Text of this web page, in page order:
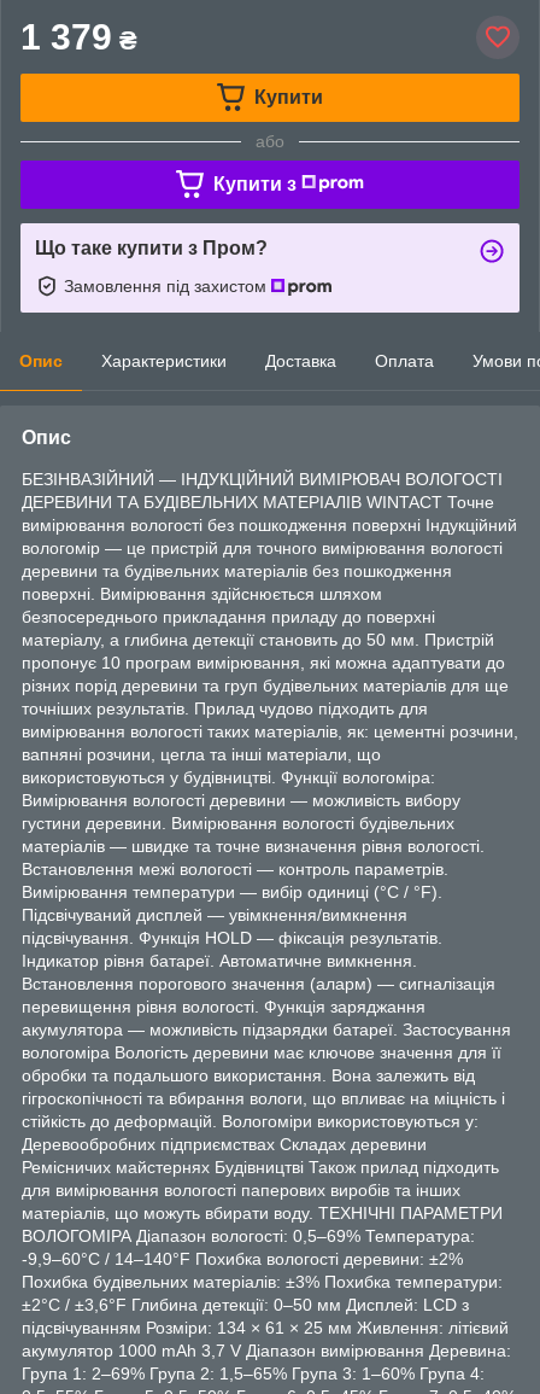
1 379 ₴
Купити
або
Купити з
Що таке купити з Пром?
Замовлення під захистом
Опис Характеристики Доставка Оплата Умови
Опис
БЕЗІНВАЗІЙНИЙ — ІНДУКЦІЙНИЙ ВИМІРЮВАЧ ВОЛОГОСТІ
ДЕРЕВИНИ ТА БУДІВЕЛЬНИХ МАТЕРІАЛІВ WINTACT Точне
вимірювання вологості без пошкодження поверхні Індукційний
вологомір — це пристрій для точного вимірювання вологості
деревини та будівельних матеріалів без пошкодження
поверхні. Вимірювання здійснюється шляхом
безпосереднього прикладання приладу до поверхні
матеріалу, а глибина детекції становить до 50 мм. Пристрій
пропонує 10 програм вимірювання, які можна адаптувати до
різних порід деревини та груп будівельних матеріалів для ще
точніших результатів. Прилад чудово підходить для
вимірювання вологості таких матеріалів, як: цементні розчини,
вапняні розчини, цегла та інші матеріали, що
використовуються у будівництві. Функції вологоміра:
Вимірювання вологості деревини — можливість вибору
густини деревини. Вимірювання вологості будівельних
матеріалів — швидке та точне визначення рівня вологості.
Встановлення межі вологості — контроль параметрів.
Вимірювання температури — вибір одиниці (°C / °F).
Підсвічуваний дисплей — увімкнення/вимкнення
підсвічування. Функція HOLD — фіксація результатів.
Індикатор рівня батареї. Автоматичне вимкнення.
Встановлення порогового значення (аларм) — сигналізація
перевищення рівня вологості. Функція заряджання
акумулятора — можливість підзарядки батареї. Застосування
вологоміра Вологість деревини має ключове значення для її
обробки та подальшого використання. Вона залежить від
гігроскопічності та вбирання вологи, що впливає на міцність і
стійкість до деформацій. Вологоміри використовуються у:
Деревообробних підприємствах Складах деревини
Ремісничих майстернях Будівництві Також прилад підходить
для вимірювання вологості паперових виробів та інших
матеріалів, що можуть вбирати воду. ТЕХНІЧНІ ПАРАМЕТРИ
ВОЛОГОМІРА Діапазон вологості: 0,5–69% Температура:
-9,9–60°C / 14–140°F Похибка вологості деревини: ±2%
Похибка будівельних матеріалів: ±3% Похибка температури:
±2°C / ±3,6°F Глибина детекції: 0–50 мм Дисплей: LCD з
підсвічуванням Розміри: 134 × 61 × 25 мм Живлення: літієвий
акумулятор 1000 mAh 3,7 V Діапазон вимірювання Деревина:
Група 1: 2–69% Група 2: 1,5–65% Група 3: 1–60% Група 4: